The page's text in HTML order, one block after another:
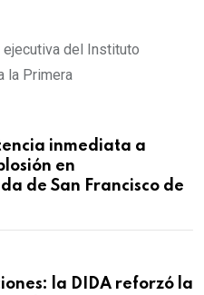
del Instituto
la Primera
inmediata a
en
de San Francisco de
la DIDA reforzó la